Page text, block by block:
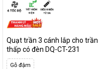
Quạt trần 3 cánh lắp cho trần
thấp có đèn DQ-CT-231
Gỗ đậm